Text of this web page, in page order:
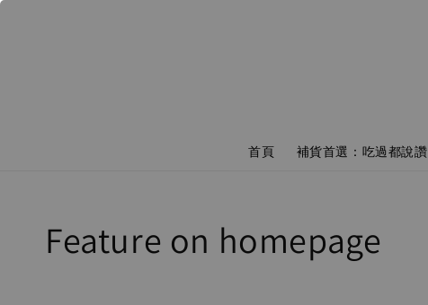
首頁 補貨首選：吃過都說讚
Feature on homepage